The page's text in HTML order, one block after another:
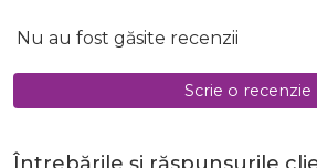
Nu au fost găsite recenzii
Scrie o recenzie